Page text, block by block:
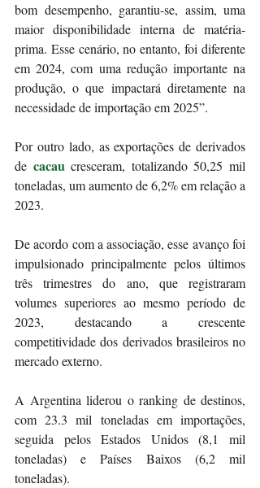
bom desempenho, garantiu-se, assim, uma
maior disponibilidade interna de matéria-
prima. Esse cenário, no entanto, foi diferente
em 2024, com uma redução importante na
produção, o que impactará diretamente na
necessidade de importação em 2025”.
Por outro lado, as exportações de derivados
de cacau cresceram, totalizando 50,25 mil
toneladas, um aumento de 6,2% em relação a
2023.
De acordo com a associação, esse avanço foi
impulsionado principalmente pelos últimos
três trimestres do ano, que registraram
volumes superiores ao mesmo período de
2023, destacando a crescente
competitividade dos derivados brasileiros no
mercado externo.
A Argentina liderou o ranking de destinos,
com 23.3 mil toneladas em importações,
seguida pelos Estados Unidos (8,1 mil
toneladas) e Países Baixos (6,2 mil
toneladas).